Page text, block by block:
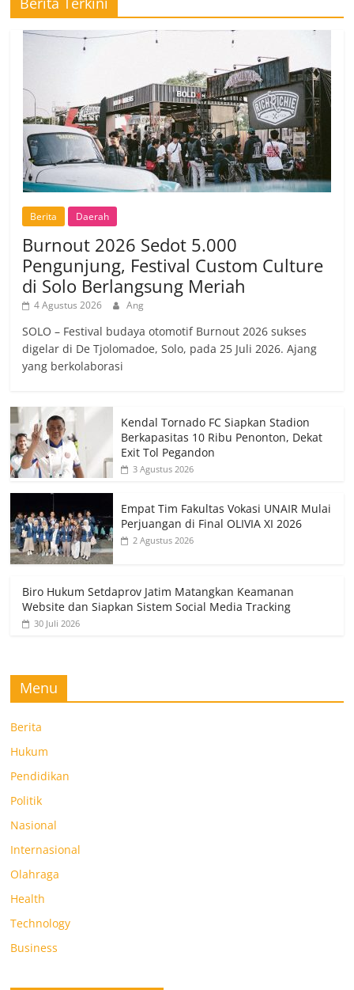
Berita Daerah
Burnout 2026 Sedot 5.000
Pengunjung, Festival Custom Culture
di Solo Berlangsung Meriah
4 Agustus 2026 Ang
SOLO – Festival budaya otomotif Burnout 2026 sukses
digelar di De Tjolomadoe, Solo, pada 25 Juli 2026. Ajang
yang berkolaborasi
Kendal Tornado FC Siapkan Stadion
Berkapasitas 10 Ribu Penonton, Dekat
Exit Tol Pegandon
3 Agustus 2026
Empat Tim Fakultas Vokasi UNAIR Mulai
Perjuangan di Final OLIVIA XI 2026
2 Agustus 2026
Biro Hukum Setdaprov Jatim Matangkan Keamanan
Website dan Siapkan Sistem Social Media Tracking
30 Juli 2026
Menu
Berita
Hukum
Pendidikan
Politik
Nasional
Internasional
Olahraga
Health
Technology
Business